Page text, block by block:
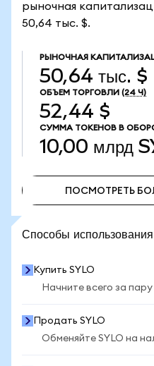
рыночная
50,64 тыс. $.
РЫНОЧНАЯ
50,64 тыс. $
ОБЪЕМ ТОРГОВЛИ (24 Ч)
52,44 $
СУММА ТОКЕНОВ В
10,00 млрд
ПОСМОТРЕТЬ
Способы
Купить SYLO
Начните всего за
Продать SYLO
Обменяйте SYLO на